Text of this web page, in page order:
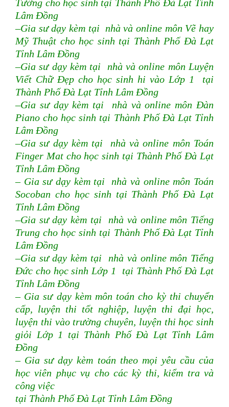
Tướng cho học sinh tại Thành Phố Đà Lạt Tỉnh
Lâm Đồng
–Gia sư dạy kèm tại nhà và online môn Vẽ hay
Mỹ Thuật cho học sinh tại Thành Phố Đà Lạt
Tỉnh Lâm Đồng
–Gia sư dạy kèm tại nhà và online môn Luyện
Viết Chữ Đẹp cho học sinh hi vào Lớp 1 tại
Thành Phố Đà Lạt Tỉnh Lâm Đồng
–Gia sư dạy kèm tại nhà và online môn Đàn
Piano cho học sinh tại Thành Phố Đà Lạt Tỉnh
Lâm Đồng
–Gia sư dạy kèm tại nhà và online môn Toán
Finger Mat cho học sinh tại Thành Phố Đà Lạt
Tỉnh Lâm Đồng
– Gia sư dạy kèm tại nhà và online môn Toán
Socoban cho học sinh tại Thành Phố Đà Lạt
Tỉnh Lâm Đồng
–Gia sư dạy kèm tại nhà và online môn Tiếng
Trung cho học sinh tại Thành Phố Đà Lạt Tỉnh
Lâm Đồng
–Gia sư dạy kèm tại nhà và online môn Tiếng
Đức cho học sinh Lớp 1 tại Thành Phố Đà Lạt
Tỉnh Lâm Đồng
– Gia sư dạy kèm môn toán cho kỳ thi chuyển
cấp, luyện thi tốt nghiệp, luyện thi đại học,
luyện thi vào trường chuyên, luyện thi học sinh
giỏi Lớp 1 tại Thành Phố Đà Lạt Tỉnh Lâm
Đồng
– Gia sư dạy kèm toán theo mọi yêu cầu của
học viên phục vụ cho các kỳ thi, kiểm tra và
công việc
tại Thành Phố Đà Lạt Tỉnh Lâm Đồng